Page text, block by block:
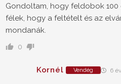
Gondoltam, hogy feldobok 100
félek, hogy a feltételt és az
mondanák.
0
Kornél Vendég 6